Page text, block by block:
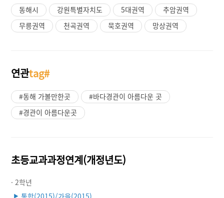
동해시 강원특별자치도 5대권역
추암권역
무릉권역
천곡권역 묵호권역 망상권역
연관tag#
#동해 가볼만한곳
#바다경관이 아름다운 곳
#경관이 아름다운곳
초등교과과정연계(개정년도)
· 2학년
▶